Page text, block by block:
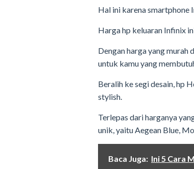
Hal ini karena smartphone
Harga hp keluaran Infinix
Dengan harga yang murah
untuk kamu yang
Beralih ke segi desain, hp
stylish.
Terlepas dari harganya
unik, yaitu Aegean Blue,
Baca Juga: Ini 5 Cara